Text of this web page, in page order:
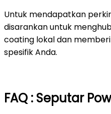
Untuk mendapatkan
disarankan untuk
coating lokal dan
spesifik Anda.
FAQ : Seputar